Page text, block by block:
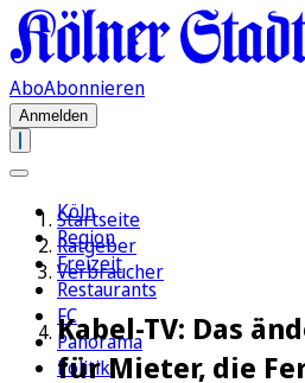
AboAbonnieren
Anmelden
Köln
Region
Freizeit
Restaurants
FC
Panorama
Politik
Startseite
Ratgeber
Verbraucher
Kabel-TV: Das
für Mieter, die